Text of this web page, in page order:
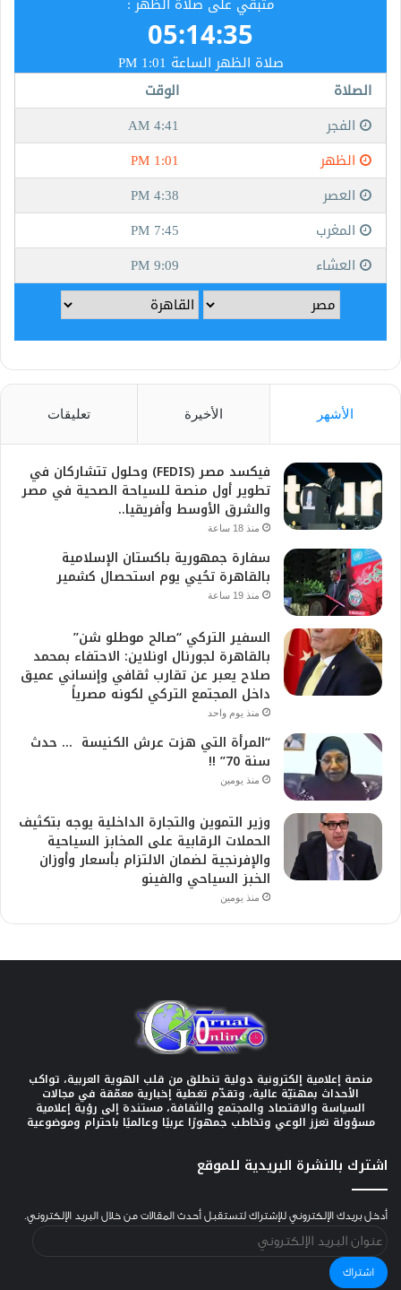
الأشهر الأخيرة تعليقات
فيكسد مصر (FEDIS) وحلول تتشاركان في
تطوير أول منصة للسياحة الصحية في مصر
والشرق الأوسط وأفريقيا..
منذ 18 ساعة
سفارة جمهورية باكستان الإسلامية
بالقاهرة تحُيي يوم استحصال كشمير
منذ 19 ساعة
السفير التركي “صالح موطلو شن”
بالقاهرة لجورنال اونلاين: الاحتفاء بمحمد
صلاح يعبر عن تقارب ثقافي وإنساني عميق
داخل المجتمع التركي لكونه مصرياً
منذ يوم واحد
“المرأة التي هزت عرش الكنيسة … حدث
سنة 70” !!
منذ يومين
وزير التموين والتجارة الداخلية يوجه بتكثيف
الحملات الرقابية على المخابز السياحية
والإفرنجية لضمان الالتزام بأسعار وأوزان
الخبز السياحي والفينو
منذ يومين
منصة إعلامية إلكترونية دولية تنطلق من قلب الهوية العربية، تواكب
الأحداث بمهنيّة عالية، وتقدّم تغطية إخبارية معمّقة في مجالات
السياسة والاقتصاد والمجتمع والثقافة، مستندة إلى رؤية إعلامية
مسؤولة تعزز الوعي وتخاطب جمهورًا عربيًا وعالميًا باحترام وموضوعية
اشترك بالنشرة البريدية للموقع
أدخل بريدك الإلكتروني للإشتراك لتستقبل أحدث المقالات من خلال البريد الإلكتروني.
الإلكتروني
اشتراك